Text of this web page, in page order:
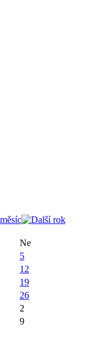
Ne
5
12
19
26
2
9